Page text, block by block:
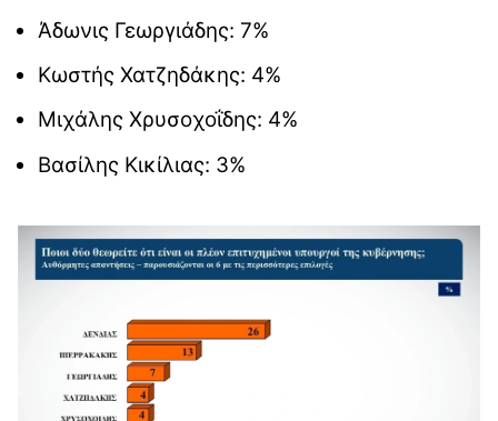
Άδωνις Γεωργιάδης: 7%
Κωστής Χατζηδάκης: 4%
Μιχάλης Χρυσοχοΐδης: 4%
Βασίλης Κικίλιας: 3%